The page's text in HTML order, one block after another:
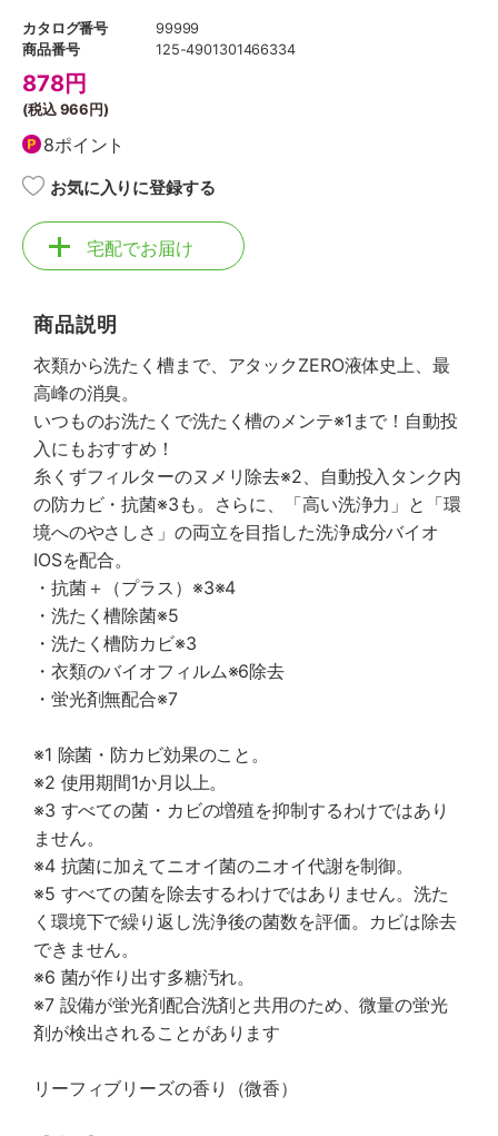
カタログ番号
99999
商品番号
125-4901301466334
878円
(税込966円)
8ポイント
お気に入りに登録する
宅配でお届け
商品説明
衣類から洗たく槽まで、アタックZERO液体史上、最
高峰の消臭。
いつものお洗たくで洗たく槽のメンテ※1まで！自動投
入にもおすすめ！
糸くずフィルターのヌメリ除去※2、自動投入タンク内
の防カビ・抗菌※3も。さらに、「高い洗浄力」と「環
境へのやさしさ」の両立を目指した洗浄成分バイオ
IOSを配合。
・抗菌＋（プラス）※3※4
・洗たく槽除菌※5
・洗たく槽防カビ※3
・衣類のバイオフィルム※6除去
・蛍光剤無配合※7
※1 除菌・防カビ効果のこと。
※2 使用期間1か月以上。
※3 すべての菌・カビの増殖を抑制するわけではあり
ません。
※4 抗菌に加えてニオイ菌のニオイ代謝を制御。
※5 すべての菌を除去するわけではありません。洗た
く環境下で繰り返し洗浄後の菌数を評価。カビは除去
できません。
※6 菌が作り出す多糖汚れ。
※7 設備が蛍光剤配合洗剤と共用のため、微量の蛍光
剤が検出されることがあります
リーフィブリーズの香り（微香）